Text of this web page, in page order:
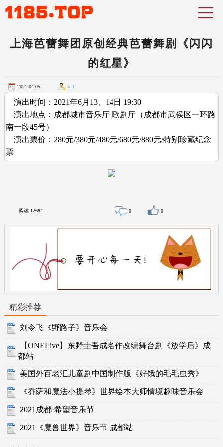
上海芭蕾舞团原创经典芭蕾舞剧《闪闪
的红星》
2021-04-05 sclt
演出时间：2021年6月13、14日 19:30
演出地点：成都城市音乐厅·歌剧厅（成都市武侯区一环路
南一段45号）
演出票价：280元/380元/480元/680元/880元/特别珍藏纪念
票
阅读 12684 0 0
精彩推荐
刘令飞《野路子》音乐会
【ONELive】东野圭吾成名作改编舞台剧《放学后》成
都站
美国外百老汇儿童剧中国制作版《好饿的毛毛虫秀》
《乔萨和魔法小提琴》世界绘本大师情境趣味音乐会
2021成都·希望音乐节
2021《魔兽世界》音乐节 成都站